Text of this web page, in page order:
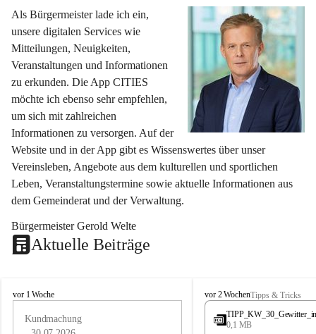
Als Bürgermeister lade ich ein,
unsere digitalen Services wie
Mitteilungen, Neuigkeiten,
Veranstaltungen und Informationen
zu erkunden. Die App CITIES
möchte ich ebenso sehr empfehlen,
um sich mit zahlreichen
Informationen zu versorgen. Auf der
Website und in der App gibt es Wissenswertes über unser
Vereinsleben, Angebote aus dem kulturellen und sportlichen
Leben, Veranstaltungstermine sowie aktuelle Informationen aus
dem Gemeinderat und der Verwaltung.
Bürgermeister Gerold Welte
Aktuelle Beiträge
L
vor 1 Woche
Kundmachung
L
a
vor 2 WochenTipps & Tricks
0,1 MB